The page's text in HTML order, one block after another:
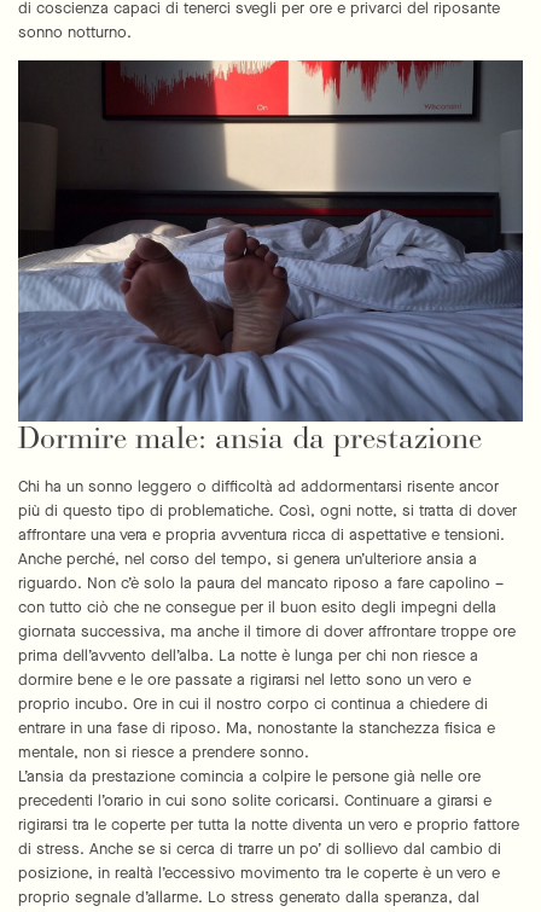
di coscienza capaci di tenerci svegli per ore e privarci del riposante
sonno notturno.
Dormire male: ansia da prestazione
Chi ha un sonno leggero o difficoltà ad addormentarsi risente ancor
più di questo tipo di problematiche. Così, ogni notte, si tratta di dover
affrontare una vera e propria avventura ricca di aspettative e tensioni.
Anche perché, nel corso del tempo, si genera un’ulteriore ansia a
riguardo. Non c’è solo la paura del mancato riposo a fare capolino –
con tutto ciò che ne consegue per il buon esito degli impegni della
giornata successiva, ma anche il timore di dover affrontare troppe ore
prima dell’avvento dell’alba. La notte è lunga per chi non riesce a
dormire bene e le ore passate a rigirarsi nel letto sono un vero e
proprio incubo. Ore in cui il nostro corpo ci continua a chiedere di
entrare in una fase di riposo. Ma, nonostante la stanchezza fisica e
mentale, non si riesce a prendere sonno.
L’ansia da prestazione comincia a colpire le persone già nelle ore
precedenti l’orario in cui sono solite coricarsi. Continuare a girarsi e
rigirarsi tra le coperte per tutta la notte diventa un vero e proprio fattore
di stress. Anche se si cerca di trarre un po’ di sollievo dal cambio di
posizione, in realtà l’eccessivo movimento tra le coperte è un vero e
proprio segnale d’allarme. Lo stress generato dalla speranza, dal